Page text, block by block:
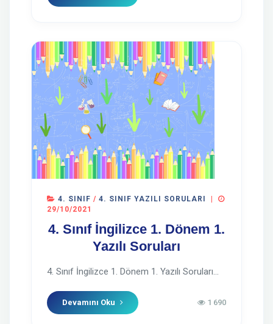
4. SINIF / 4. SINIF YAZILI SORULARI
29/10/2021
4. Sınıf İngilizce 1. Dönem 1.
Yazılı Soruları
4. Sınıf İngilizce 1. Dönem 1. Yazılı Soruları...
Devamını Oku 1 690